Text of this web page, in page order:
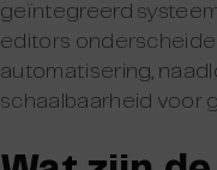
geïntegreerd
editors
automatisering,
schaalbaarheid voor